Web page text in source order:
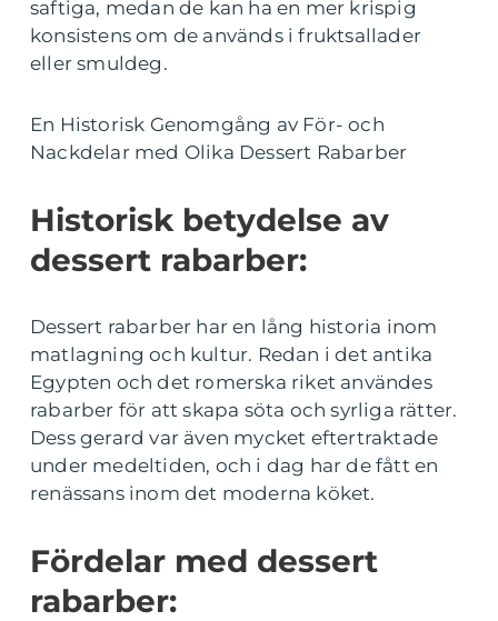
saftiga, medan de kan ha en mer krispig
konsistens om de används i fruktsallader
eller smuldeg.
En Historisk Genomgång av För- och
Nackdelar med Olika Dessert Rabarber
Historisk betydelse av
dessert rabarber:
Dessert rabarber har en lång historia inom
matlagning och kultur. Redan i det antika
Egypten och det romerska riket användes
rabarber för att skapa söta och syrliga rätter.
Dess gerard var även mycket eftertraktade
under medeltiden, och i dag har de fått en
renässans inom det moderna köket.
Fördelar med dessert
rabarber: